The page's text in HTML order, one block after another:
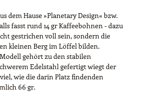
dem Hause »Planetary Design« bzw.
fasst rund 14 gr Kaffeebohnen - dazu
gestrichen voll sein, sondern die
kleinen Berg im Löffel bilden.
gehört zu den stabilen
Edelstahl gefertigt wiegt der
wie die darin Platz findenden
66 gr.